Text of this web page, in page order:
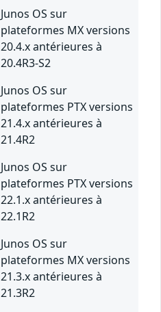
Junos OS sur
plateformes MX versions
20.4.x antérieures à
20.4R3-S2
Junos OS sur
plateformes PTX versions
21.4.x antérieures à
21.4R2
Junos OS sur
plateformes PTX versions
22.1.x antérieures à
22.1R2
Junos OS sur
plateformes MX versions
21.3.x antérieures à
21.3R2